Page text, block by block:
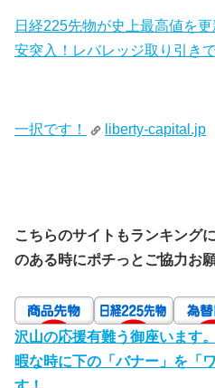
日経225先物が史上最高値を
安突入！レバレッジ取り引き
一択です！ liberty-capital.jp
こちらのサイトもランキング
のある時にポチっとご協力お
沢山の応援有難う御座います
暇な時に下の「バナー」を「